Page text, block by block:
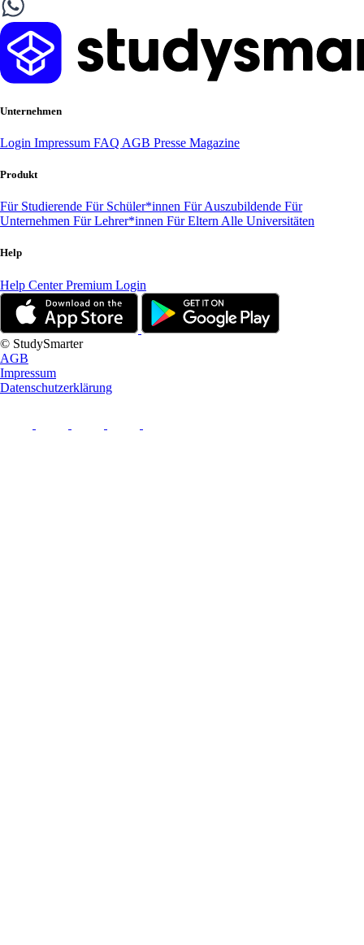
Unternehmen
Login Impressum FAQ AGB Presse Magazine
Produkt
Für Studierende Für Schüler*innen Für Auszubildende Für
Unternehmen Für Lehrer*innen Für Eltern Alle Universitäten
Help
Help CenterPremium Login
© StudySmarter
AGB
Impressum
Datenschutzerklärung